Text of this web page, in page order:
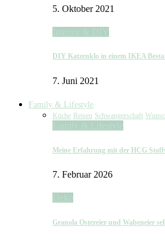
5. Oktober 2021
DIY Katzenklo in einem IKEA
7. Juni 2021
Family & Lifestyle
Küche Reisen Schwangerschaft
Meine Erfahrung mit der HCG
7. Februar 2026
Granola Ostereier und Wabeneier